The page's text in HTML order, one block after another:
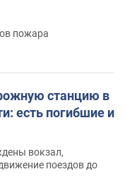
пожара
станцию в
есть погибшие и
вокзал,
поездов до